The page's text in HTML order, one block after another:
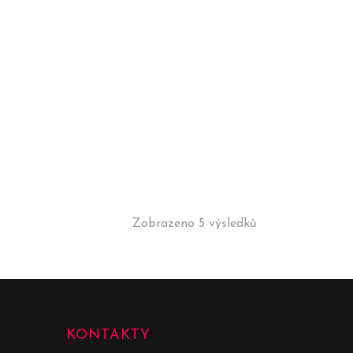
Zobrazeno 5 výsledků
KONTAKTY